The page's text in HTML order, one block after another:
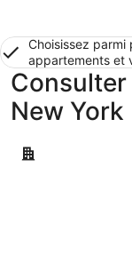
Choisissez parmi
appartements et
New York
New York